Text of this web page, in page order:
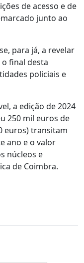
de acesso e de
junto ao
para já, a revelar
final desta
policiais e
a edição de 2024
250 mil euros de
euros) transitam
ano e o valor
núcleos e
de Coimbra.